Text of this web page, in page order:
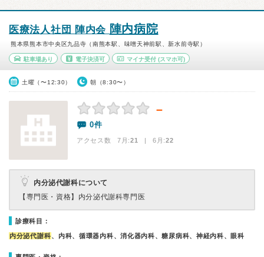
医療法人社団 陣内会 陣内病院
熊本県熊本市中央区九品寺（南熊本駅、味噌天神前駅、新水前寺駅）
駐車場あり 電子決済可 マイナ受付 (スマホ可)
土曜（〜12:30） 朝（8:30〜）
－
0件
アクセス数 7月:21 | 6月:22
内分泌代謝科について
【専門医・資格】 内分泌代謝科専門医
診療科目：
内分泌代謝科、内科、循環器内科、消化器内科、糖尿病科、神経内科、眼科